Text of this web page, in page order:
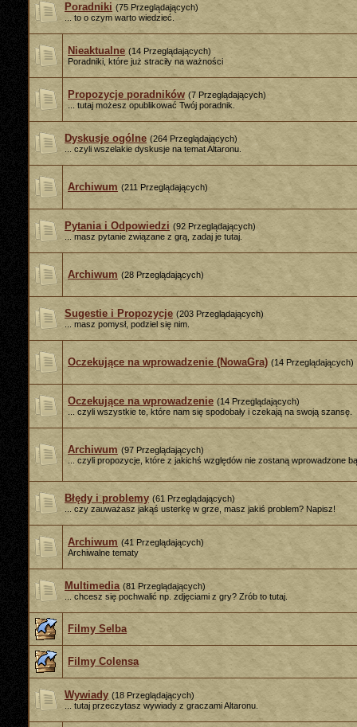
Poradniki (75 Przeglądających)
... to o czym warto wiedzieć.
Nieaktualne (14 Przeglądających)
Poradniki, które już straciły na ważności
Propozycje poradników (7 Przeglądających)
... tutaj możesz opublikować Twój poradnik.
Dyskusje ogólne (264 Przeglądających)
... czyli wszelakie dyskusje na temat Altaronu.
Archiwum (211 Przeglądających)
Pytania i Odpowiedzi (92 Przeglądających)
... masz pytanie związane z grą, zadaj je tutaj.
Archiwum (28 Przeglądających)
Sugestie i Propozycje (203 Przeglądających)
... masz pomysł, podziel się nim.
Oczekujące na wprowadzenie (NowaGra) (14 Przeglądających)
Oczekujące na wprowadzenie (14 Przeglądających)
... czyli wszystkie te, które nam się spodobały i czekają na swoją szansę.
Archiwum (97 Przeglądających)
... czyli propozycje, które z jakichś względów nie zostaną wprowadzone
Błędy i problemy (61 Przeglądających)
... czy zauważasz jakąś usterkę w grze, masz jakiś problem? Napisz!
Archiwum (41 Przeglądających)
Archiwalne tematy
Multimedia (81 Przeglądających)
... chcesz się pochwalić np. zdjęciami z gry? Zrób to tutaj.
Filmy Selba
Filmy Colensa
Wywiady (18 Przeglądających)
... tutaj przeczytasz wywiady z graczami Altaronu.